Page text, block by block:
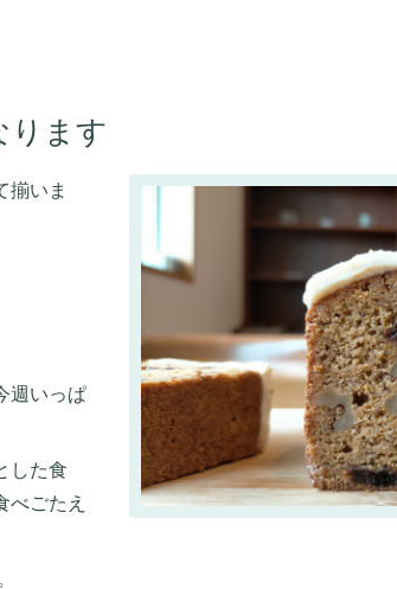
ります
揃いま
週いっぱ
した食
べごたえ